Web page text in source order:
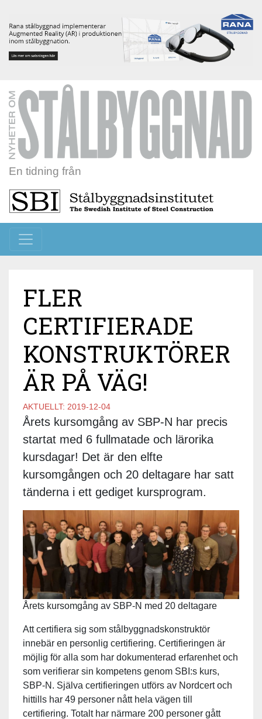
En tidning från
Toggle navigation
FLER
CERTIFIERADE
KONSTRUKTÖRER
ÄR PÅ VÄG!
AKTUELLT: 2019-12-04
Årets kursomgång av SBP-N har precis
startat med 6 fullmatade och lärorika
kursdagar! Det är den elfte
kursomgången och 20 deltagare har satt
tänderna i ett gediget kursprogram.
Årets kursomgång av SBP-N med 20 deltagare
Att certifiera sig som stålbyggnadskonstruktör
innebär en personlig certifiering. Certifieringen är
möjlig för alla som har dokumenterad erfarenhet och
som verifierar sin kompetens genom SBI:s kurs,
SBP-N. Själva certifieringen utförs av Nordcert och
hittills har 49 personer nått hela vägen till
certifiering. Totalt har närmare 200 personer gått